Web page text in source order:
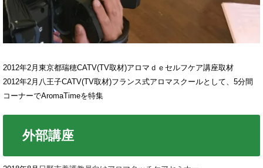
2012年2月東京都瑞穂CATV(TV取材)アロマｄｅセルフケア講座取材
2012年2月八王子CATV(TV取材)フランス式アロマスクールとして、5分間
コーナーでAromaTimeを特集
外部講座